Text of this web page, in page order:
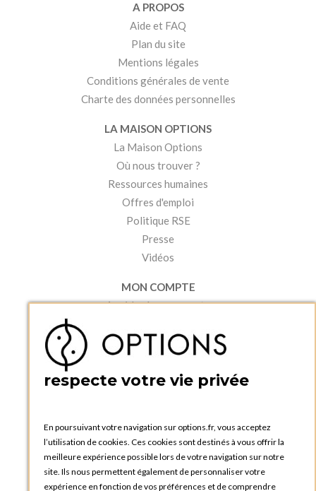
A PROPOS
Aide et FAQ
Plan du site
Mentions légales
Conditions générales de vente
Charte des données personnelles
LA MAISON OPTIONS
La Maison Options
Où nous trouver ?
Ressources humaines
Offres d'emploi
Politique RSE
Presse
Vidéos
MON COMPTE
Accéder à mon compte
Créer un compte
PRATIQUE
Catalogues et bons de commande
Tutoriels
respecte votre vie privée
En poursuivant votre navigation sur options.fr, vous acceptez
l’utilisation de cookies. Ces cookies sont destinés à vous offrir la
meilleure expérience possible lors de votre navigation sur notre
site. Ils nous permettent également de personnaliser votre
expérience en fonction de vos préférences et de comprendre